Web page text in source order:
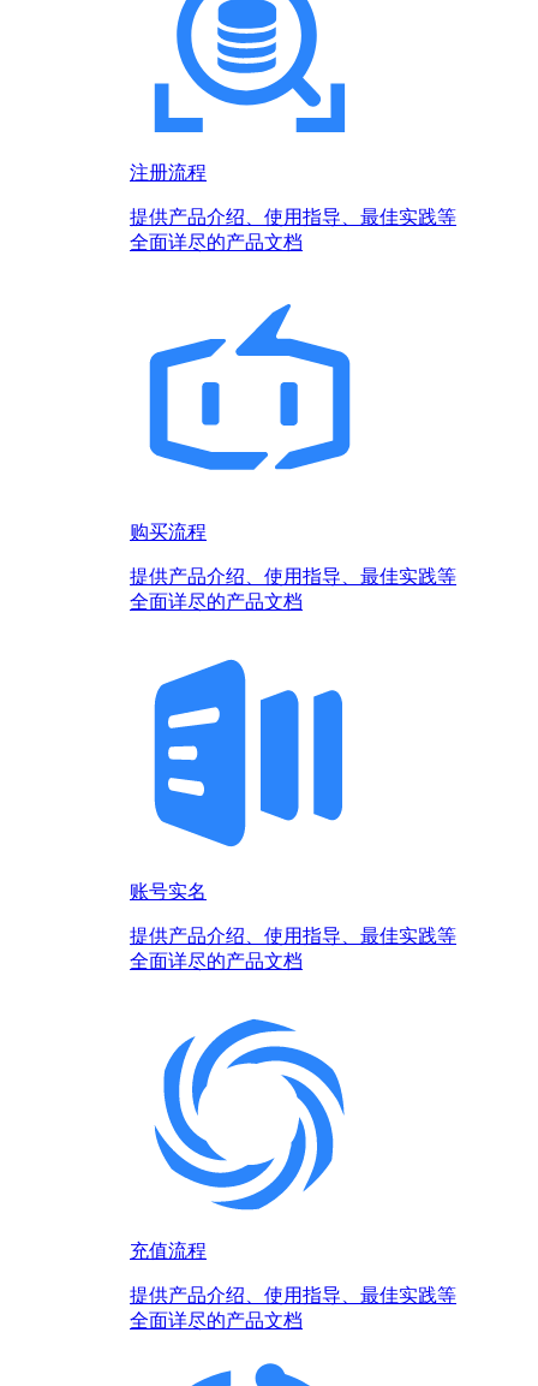
注册流程
提供产品介绍、使用指导、最佳实践等
全面详尽的产品文档
购买流程
提供产品介绍、使用指导、最佳实践等
全面详尽的产品文档
账号实名
提供产品介绍、使用指导、最佳实践等
全面详尽的产品文档
充值流程
提供产品介绍、使用指导、最佳实践等
全面详尽的产品文档